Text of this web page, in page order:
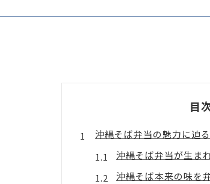
目
沖縄そば弁当の魅力に迫
沖縄そば弁当が生ま
沖縄そば本来の味を